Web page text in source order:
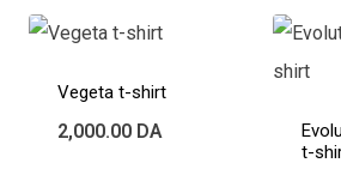
Vegeta t-shirt
2,000.00 DA
t-